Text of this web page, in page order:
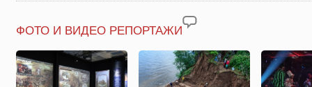
ФОТО И ВИДЕО РЕПОРТАЖИ